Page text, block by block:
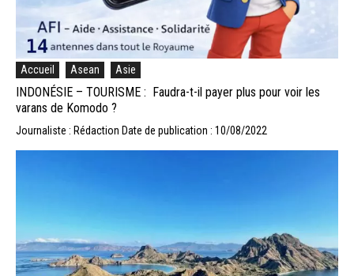
Accueil Asean Asie
INDONÉSIE – TOURISME : Faudra-t-il payer plus pour voir les
varans de Komodo ?
Journaliste : Rédaction Date de publication : 10/08/2022